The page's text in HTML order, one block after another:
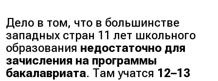
Дело в том, что в большинстве
западных стран 11 лет школьного
образования недостаточно для
зачисления на программы
бакалавриата. Там учатся 12–13